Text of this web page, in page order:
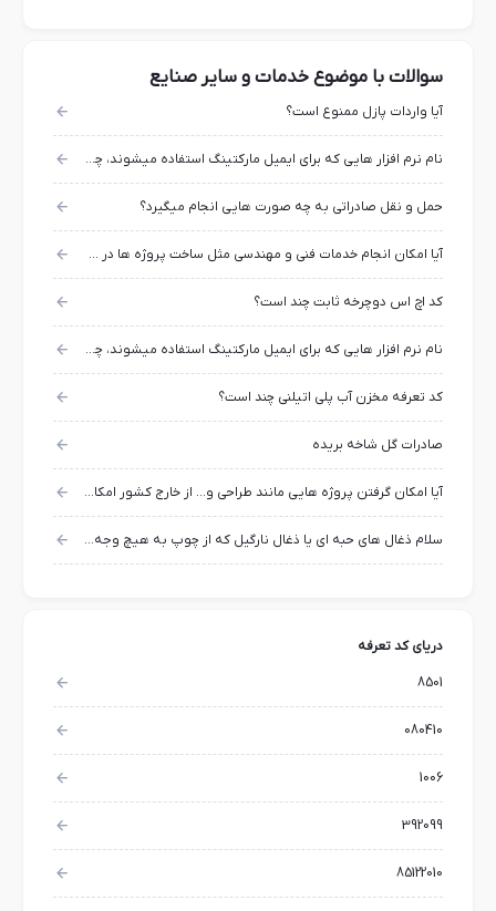
سوالات با موضوع خدمات و سایر صنایع
آیا واردات پازل ممنوع است؟
نام نرم افزار هایی که برای ایمیل مارکتینگ استفاده میشوند، چی هستند؟
حمل و نقل صادراتی به چه صورت هایی انجام میگیرد؟
آیا امکان انجام خدمات فنی و مهندسی مثل ساخت پروژه ها در خارج از کشور وجود دارد؟
کد اچ اس دوچرخه ثابت چند است؟
نام نرم افزار هایی که برای ایمیل مارکتینگ استفاده میشوند، چی هستند؟
کد تعرفه مخزن آب پلی اتیلنی چند است؟
صادرات گل شاخه بریده
آیا امکان گرفتن پروژه هایی مانند طراحی و... از خارج کشور امکان پذیر است؟
سلام ذغال های حبه ای یا ذغال نارگیل که از چوپ به هیچ وجه استفاده نمی‌شود و فقط از پوست پسته و بایندر که نوعی نشاسته هست و آب تولید میشه صادراتش آزاد هست ؟؟؟؟؟؟ و میشه به کشورهای دیگه صادر کرد؟؟؟؟
دریای کد تعرفه
8501
080410
1006
392099
85122010